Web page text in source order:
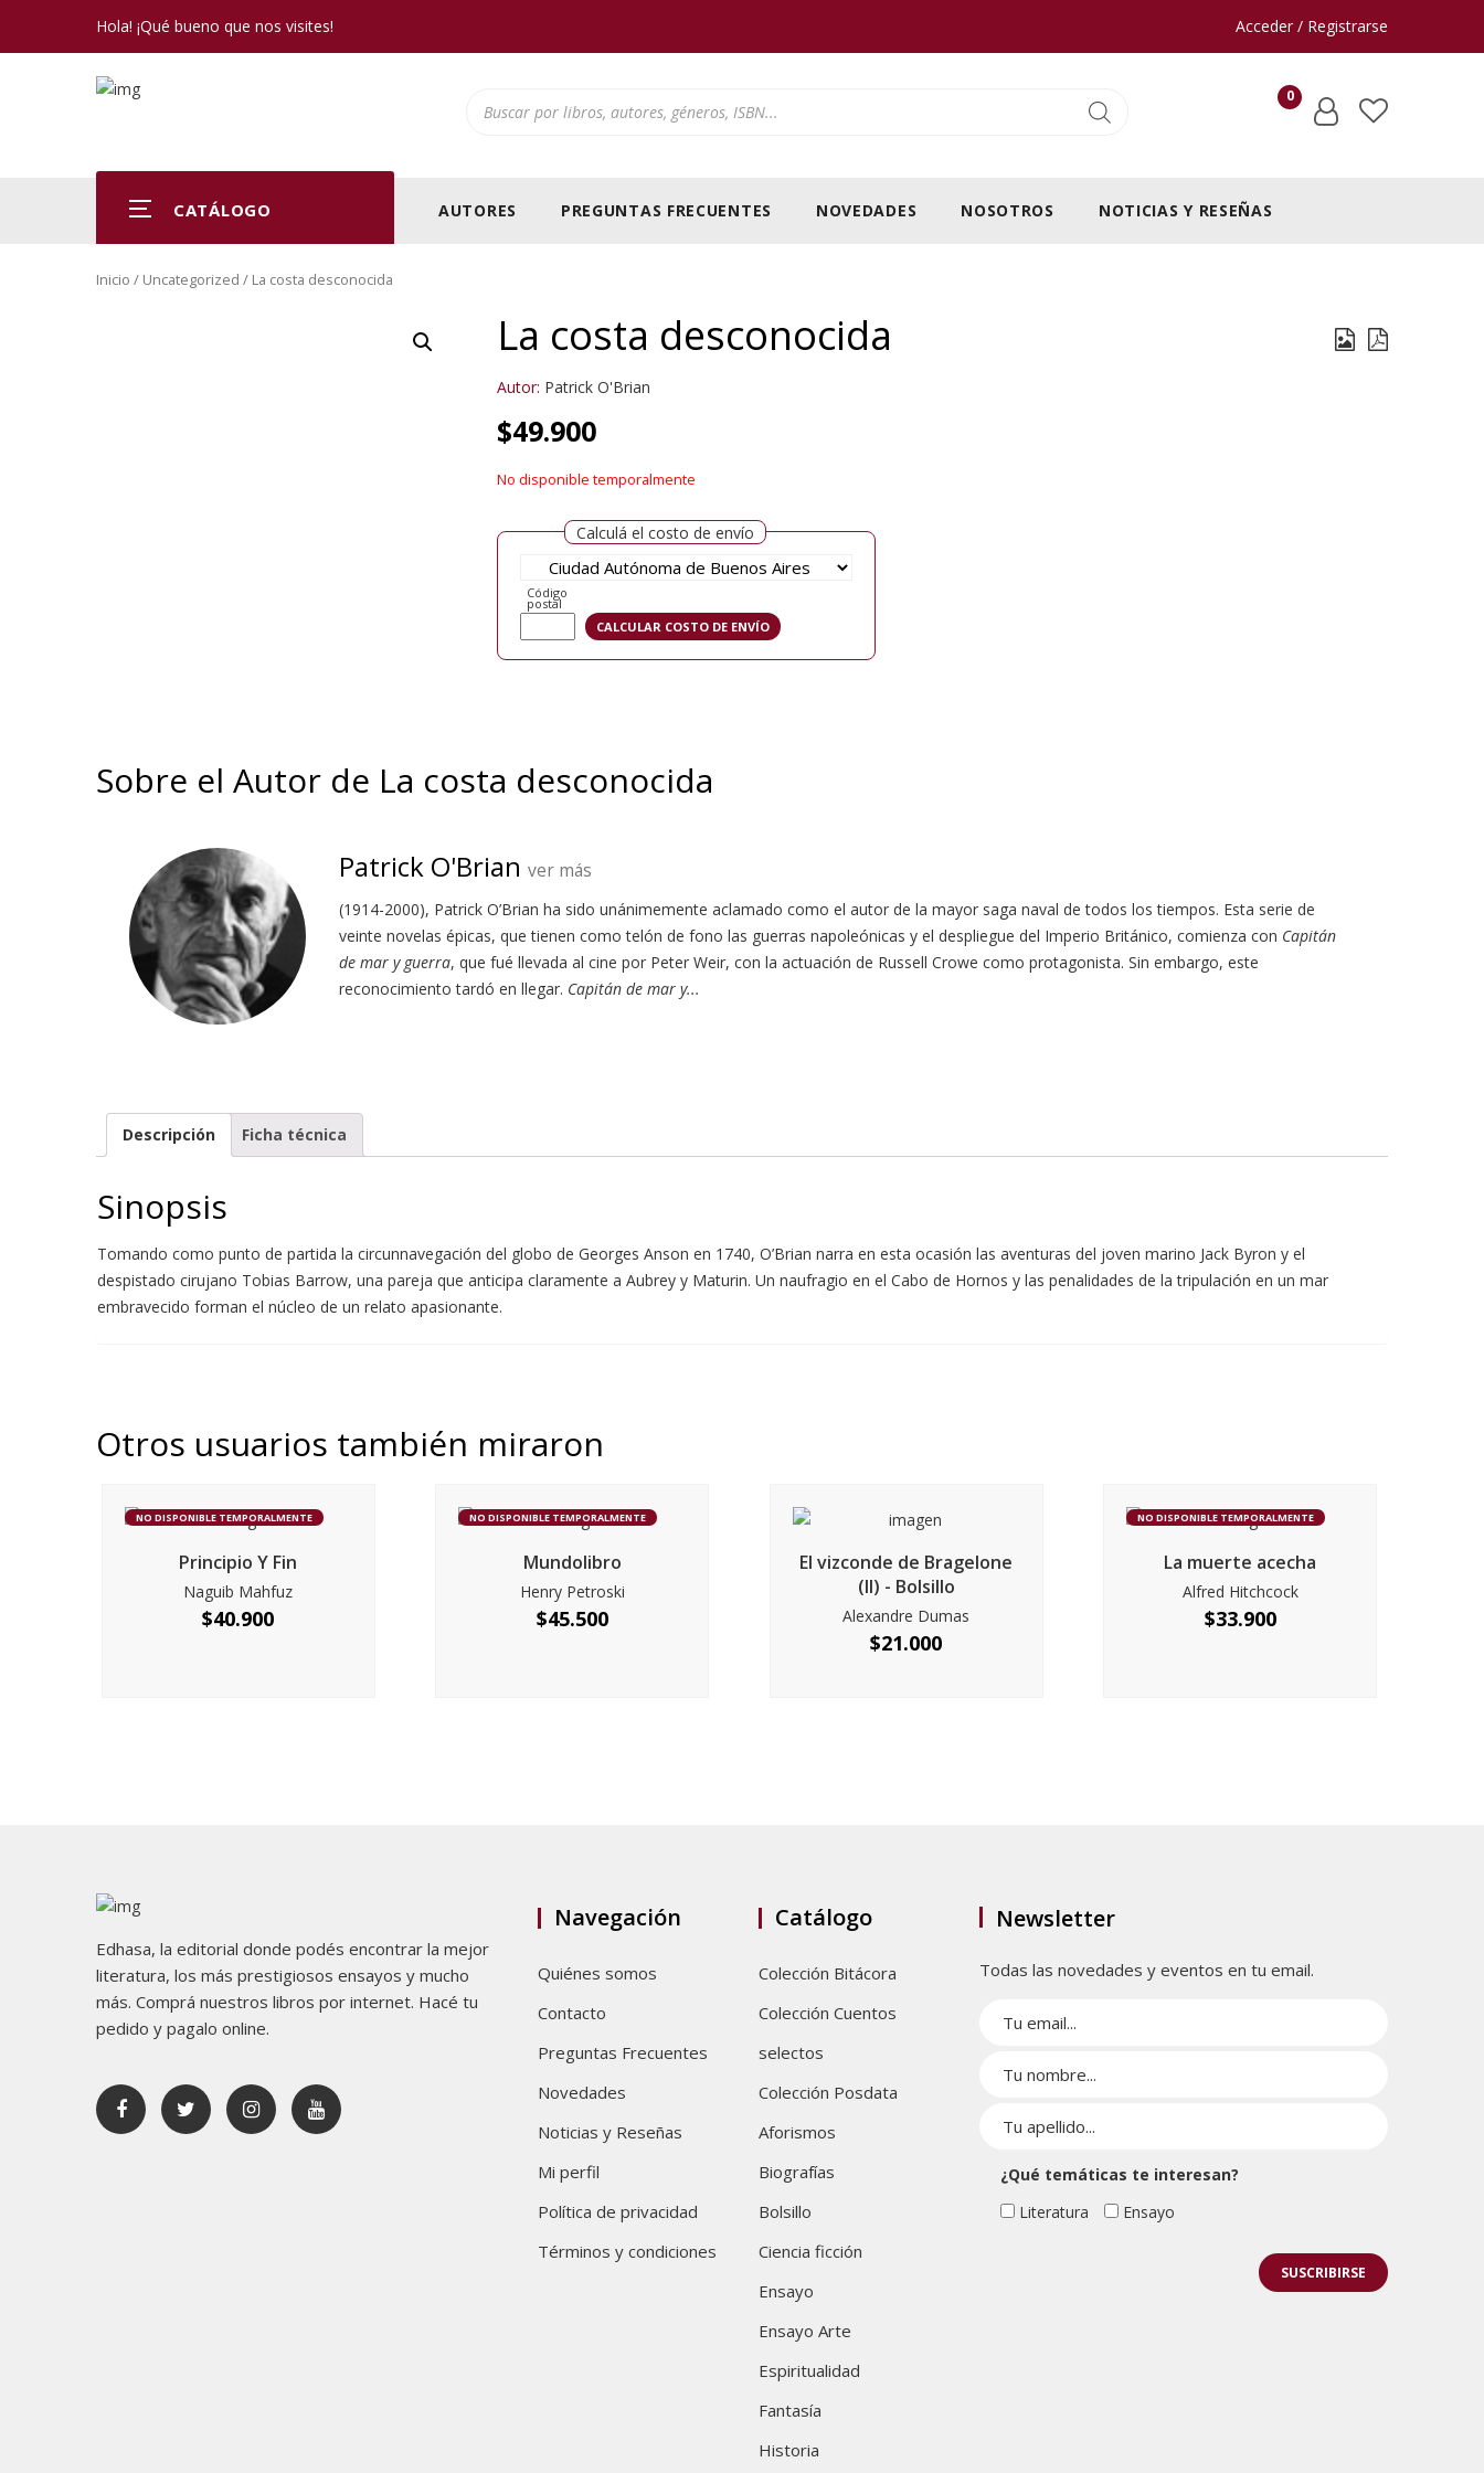
Hola! ¡Qué bueno que nos visites! Acceder / Registrarse
0
CATÁLOGO AUTORES PREGUNTAS FRECUENTES NOVEDADES NOSOTROS NOTICIAS Y RESEÑAS
Inicio / Uncategorized / La costa desconocida
La costa desconocida
Autor: Patrick O'Brian
$49.900
No disponible temporalmente
Calculá el costo de envío
Código
postal
Sobre el Autor de La costa desconocida
Patrick O'Brian ver más
(1914-2000), Patrick O’Brian ha sido unánimemente aclamado como el autor de la mayor saga naval de todos los tiempos. Esta serie de
veinte novelas épicas, que tienen como telón de fono las guerras napoleónicas y el despliegue del Imperio Británico, comienza con Capitán
de mar y guerra, que fué llevada al cine por Peter Weir, con la actuación de Russell Crowe como protagonista. Sin embargo, este
reconocimiento tardó en llegar. Capitán de mar y...
Descripción Ficha técnica
Sinopsis
Tomando como punto de partida la circunnavegación del globo de Georges Anson en 1740, O’Brian narra en esta ocasión las aventuras del joven marino Jack Byron y el
despistado cirujano Tobias Barrow, una pareja que anticipa claramente a Aubrey y Maturin. Un naufragio en el Cabo de Hornos y las penalidades de la tripulación en un mar
embravecido forman el núcleo de un relato apasionante.
Otros usuarios también miraron
NO DISPONIBLE TEMPORALMENTE
Principio Y Fin
Naguib Mahfuz
$40.900
NO DISPONIBLE TEMPORALMENTE
Mundolibro
Henry Petroski
$45.500
El vizconde de Bragelone
(II) - Bolsillo
Alexandre Dumas
$21.000
NO DISPONIBLE TEMPORALMENTE
La muerte acecha
Alfred Hitchcock
$33.900
Edhasa, la editorial donde podés encontrar la mejor
literatura, los más prestigiosos ensayos y mucho
más. Comprá nuestros libros por internet. Hacé tu
pedido y pagalo online.
Navegación
Quiénes somos
Contacto
Preguntas Frecuentes
Novedades
Noticias y Reseñas
Mi perfil
Política de privacidad
Términos y condiciones
Catálogo
Colección Bitácora
Colección Cuentos
selectos
Colección Posdata
Aforismos
Biografías
Bolsillo
Ciencia ficción
Ensayo
Ensayo Arte
Espiritualidad
Fantasía
Historia
Newsletter
Todas las novedades y eventos en tu email.
¿Qué temáticas te interesan?
Literatura
Ensayo